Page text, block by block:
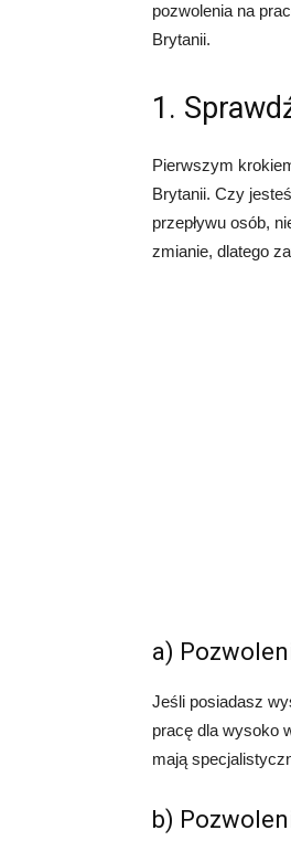
pozwolenia na
Brytanii.
1.
Pierwszym
Brytanii. Czy
przepływu osób,
zmianie, dlatego
a)
Jeśli posiadasz
pracę dla wysoko
mają
b)